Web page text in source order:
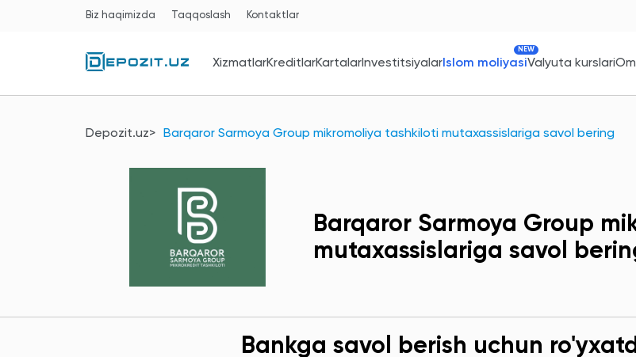
Biz haqimizda Taqqoslash Kontaktlar
XizmatlarKreditlarKartalarInvestitsiyalarIslom moliyasi
NEW
Valyuta kurslari
Depozit.uz Barqaror Sarmoya Group mikromoliya tashkiloti mutaxassislariga savol bering
Barqaror Sarmoya Group
mutaxassislariga savol
Bankga savol berish uchun